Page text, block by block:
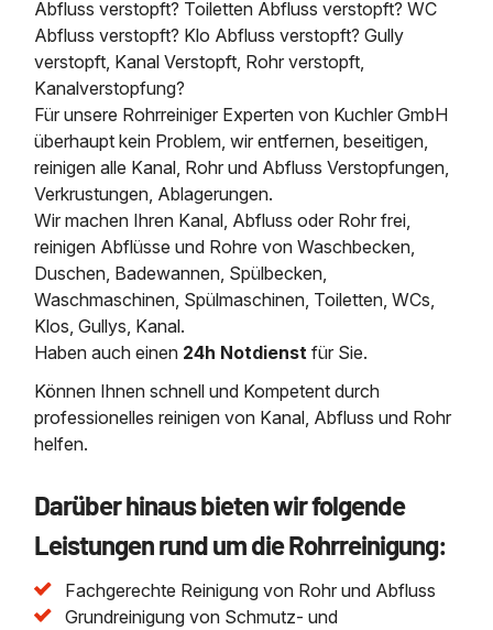
Abfluss verstopft? Toiletten Abfluss verstopft? WC
Abfluss verstopft? Klo Abfluss verstopft? Gully
verstopft, Kanal Verstopft, Rohr verstopft,
Kanalverstopfung?
Für unsere Rohrreiniger Experten von Kuchler GmbH
überhaupt kein Problem, wir entfernen, beseitigen,
reinigen alle Kanal, Rohr und Abfluss Verstopfungen,
Verkrustungen, Ablagerungen.
Wir machen Ihren Kanal, Abfluss oder Rohr frei,
reinigen Abflüsse und Rohre von Waschbecken,
Duschen, Badewannen, Spülbecken,
Waschmaschinen, Spülmaschinen, Toiletten, WCs,
Klos, Gullys, Kanal.
Haben auch einen 24h Notdienst für Sie.
Können Ihnen schnell und Kompetent durch
professionelles reinigen von Kanal, Abfluss und Rohr
helfen.
Darüber hinaus bieten wir folgende
Leistungen rund um die Rohrreinigung:
Fachgerechte Reinigung von Rohr und Abfluss
Grundreinigung von Schmutz- und